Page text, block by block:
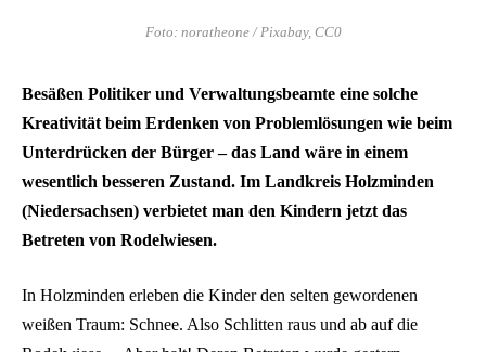
Foto: noratheone / Pixabay, CC0
Besäßen Politiker und Verwaltungsbeamte eine solche
Kreativität beim Erdenken von Problemlösungen wie beim
Unterdrücken der Bürger – das Land wäre in einem
wesentlich besseren Zustand. Im Landkreis Holzminden
(Niedersachsen) verbietet man den Kindern jetzt das
Betreten von Rodelwiesen.
In Holzminden erleben die Kinder den selten gewordenen
weißen Traum: Schnee. Also Schlitten raus und ab auf die